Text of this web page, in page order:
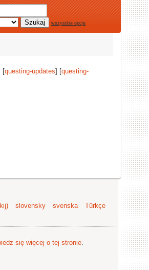
wszystkie opcje
[questing-updates] [questing-
slovensky svenska
Türkçe
się więcej o tej stronie.